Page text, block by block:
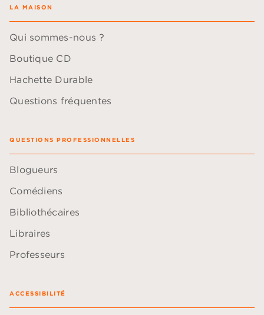
LA MAISON
Qui sommes-nous ?
Boutique CD
Hachette Durable
Questions fréquentes
QUESTIONS PROFESSIONNELLES
Blogueurs
Comédiens
Bibliothécaires
Libraires
Professeurs
ACCESSIBILITÉ